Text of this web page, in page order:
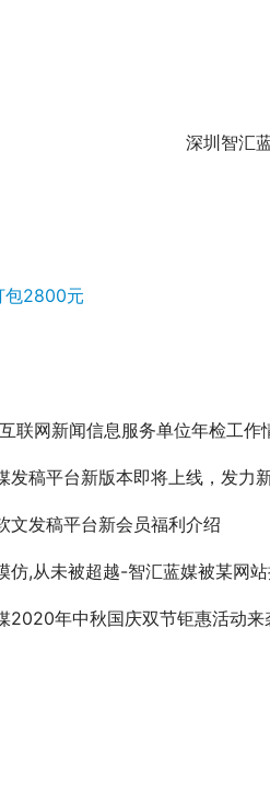
　　深圳智汇
包2800元
联网新闻信息服务单位年检工作
稿平台新版本即将上线，发力新媒
文发稿平台新会员福利介绍
仿,从未被超越-智汇蓝媒被某网
2020年中秋国庆双节钜惠活动来